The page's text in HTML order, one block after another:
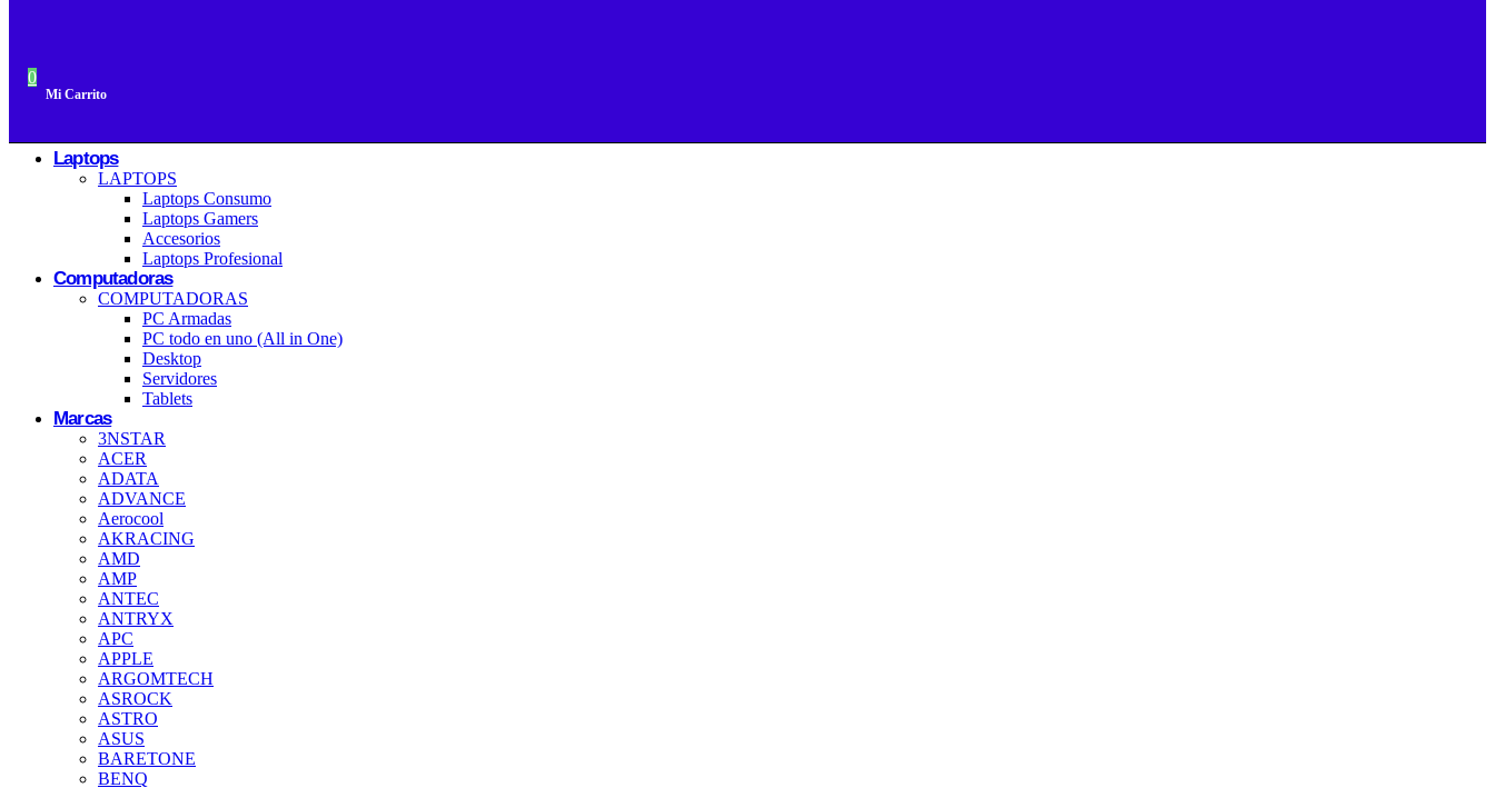
0
Mi Carrito
Laptops
LAPTOPS
Laptops Consumo
Laptops Gamers
Accesorios
Laptops Profesional
Computadoras
COMPUTADORAS
PC Armadas
PC todo en uno (All in One)
Desktop
Servidores
Tablets
Marcas
3NSTAR
ACER
ADATA
ADVANCE
Aerocool
AKRACING
AMD
AMP
ANTEC
ANTRYX
APC
APPLE
ARGOMTECH
ASROCK
ASTRO
ASUS
BARETONE
BENQ